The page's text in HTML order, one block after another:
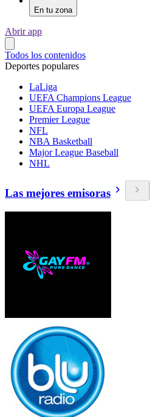
En tu zona
Abrir app
Todos los contenidos
Deportes populares
LaLiga
UEFA Champions League
UEFA Europa League
Premier League
NFL
NBA Basketball
Major League Baseball
NHL
Las mejores emisoras